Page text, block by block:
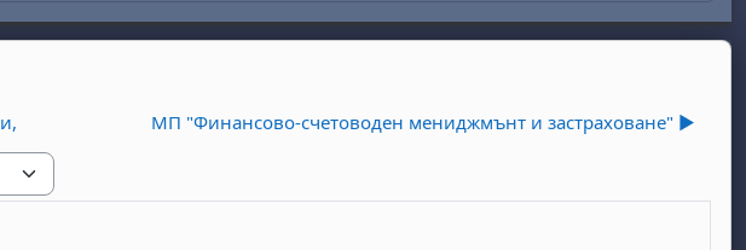
МП "Финансово-счетоводен мениджмънт и застраховане" ▶︎